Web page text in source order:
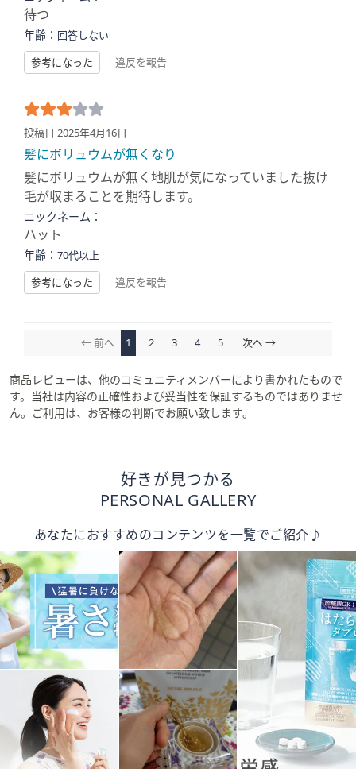
待つ
年齢： 回答しない
参考になった
| 違反を報告
投稿日 2025年4月16日
髪にボリュウムが無くなり
髪にボリュウムが無く地肌が気になっていました抜け
毛が収まることを期待します。
ニックネーム：
ハット
年齢： 70代以上
参考になった
| 違反を報告
← 前へ 1 2 3 4 5 次へ →
商品レビューは、他のコミュニティメンバーにより書かれたもので
す。当社は内容の正確性および妥当性を保証するものではありませ
ん。ご利用は、お客様の判断でお願い致します。
好きが見つかる
PERSONAL GALLERY
あなたにおすすめのコンテンツを一覧でご紹介♪